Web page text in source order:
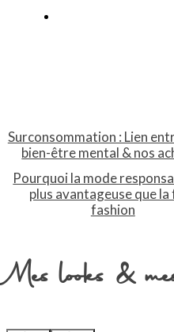
Surconsommation : Lien
bien-être mental & nos
Pourquoi la mode
plus avantageuse que la
fashion
Mes looks &